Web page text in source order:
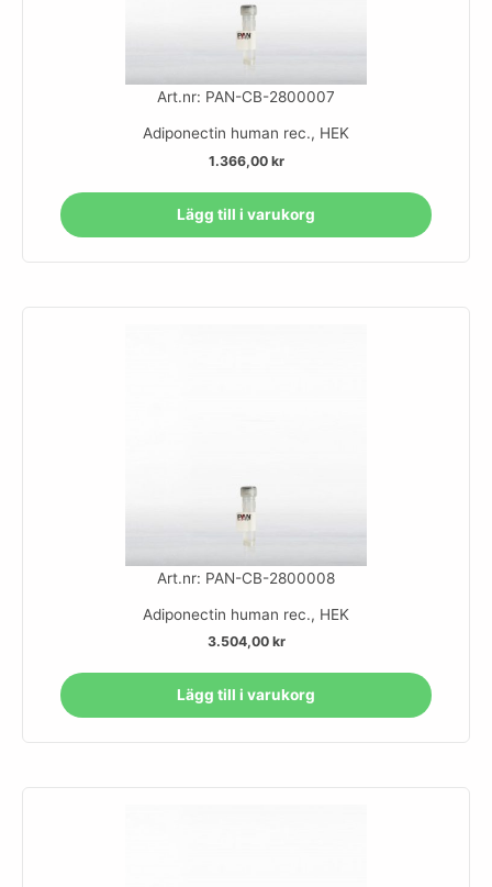
Art.nr: PAN-CB-2800007
Adiponectin human rec., HEK
1.366,00 kr
Lägg till i varukorg
Art.nr: PAN-CB-2800008
Adiponectin human rec., HEK
3.504,00 kr
Lägg till i varukorg